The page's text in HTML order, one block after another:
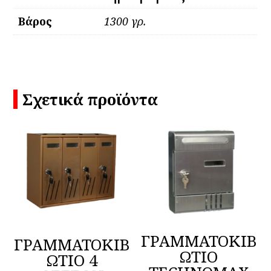
Βάρος 1300 γρ.
Σχετικά προϊόντα
ΓΡΑΜΜΑΤΟΚΙΒ
ΩΤΙΟ 4
ΓΡΑΜΜΑΤΟΚΙΒ
ΩΤΙΟ